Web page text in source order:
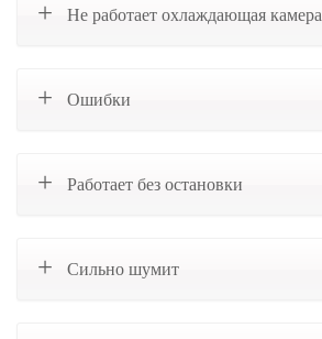
Не работает охлаждающая камера
Ошибки
Работает без остановки
Сильно шумит